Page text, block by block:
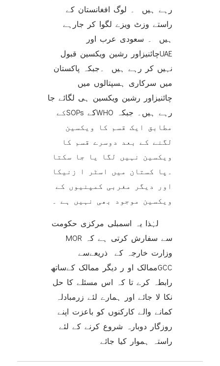
رہے ہیں ۔ لوگ افغانستان کے
راستے وزٹ ویزے لگوا کر جارہے
ہیں ۔ سعودی عرب اور
UAEچائنیزاور رشین ویکسین قبول
نہیں کر رہے ہیں ۔جبکہ پاکستان
میں سرکاری ہسپتالوں میں
چائنیزاور رشین ویکسین ہی لگائے جا
رہے ہیں۔ جبکہ WHOکے SOPsکے
مطابق ایک قسم کا ویکسین
لگنے کے بعد دوسرے قسم کا
ویکسین نہیں لگا یا جا سکتا
۔پا کستان میں اسٹر ا زنیکا
اور دیگر مغربی کمپنیوں کے
ویکسین موجود بھی نہیں ہے ۔
لہٰذا یہ اسمبلی مرکزی حکومت
سے سفارش کرتی ہے کہ MOR
وزارت خارجہ کے ذریعےسے
GCCممالک او ر دیگر ممالک کےساتھ
رابطہ کرے تا کہ اس مسئلے کا حل
نکا لا جائے اور ہمارے لئے زرمبادلہ
کمانے والے کارکنوں کو باعزت اپنے
روزگار دوبارہ شروع کرنے کے لئے
راستہ ہموار کیا جائے